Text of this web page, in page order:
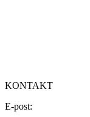
KONTAKT
E-post: